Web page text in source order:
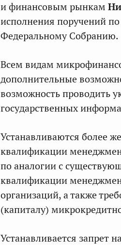
и финансовым рынкам
исполнения поручений
Федеральному Собранию.
Всем видам
дополнительные
возможность проводить
государственных
Устанавливаются более
квалификации
по аналогии с
квалификации
организаций, а также
(капиталу)
Устанавливается